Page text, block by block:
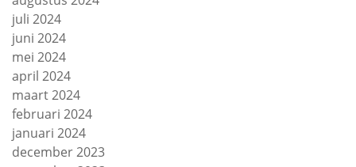
juli 2024
juni 2024
mei 2024
april 2024
maart 2024
februari 2024
januari 2024
december 2023